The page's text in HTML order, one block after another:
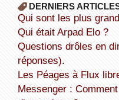
DERNIERS
Qui sont les plus
Qui était Arpad Elo ?
Questions drôles en direct de Facebook (avec les
réponses).
Les Péages à Flux
Messenger : Comment récupérer et lire toutes les